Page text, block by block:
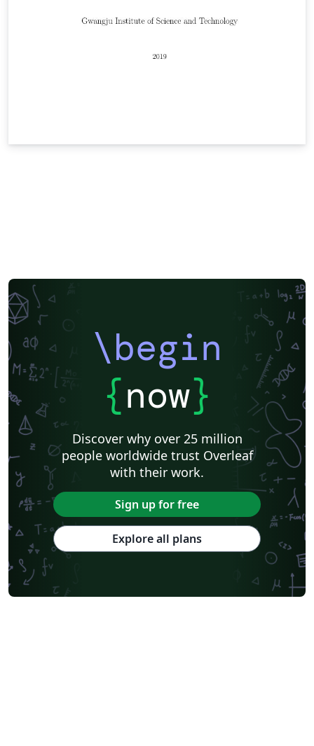
\begin
{now}
Discover why over 25 million
people worldwide trust Overleaf
with their work.
Sign up for free
Explore all plans